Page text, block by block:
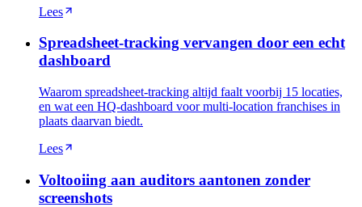
Lees
Spreadsheet-tracking vervangen door een echt
dashboard
Waarom spreadsheet-tracking altijd faalt voorbij 15 locaties,
en wat een HQ-dashboard voor multi-location franchises in
plaats daarvan biedt.
Lees
Voltooiing aan auditors aantonen zonder
screenshots